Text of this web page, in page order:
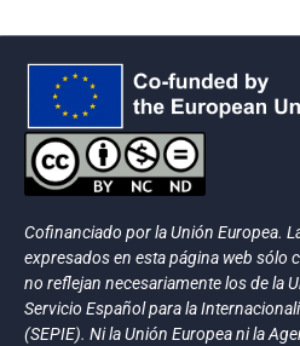
Cofinanciado por la Unión Europea.
expresados en esta página web sólo
no reflejan necesariamente los de la
Servicio Español para la
(SEPIE). Ni la Unión Europea ni la